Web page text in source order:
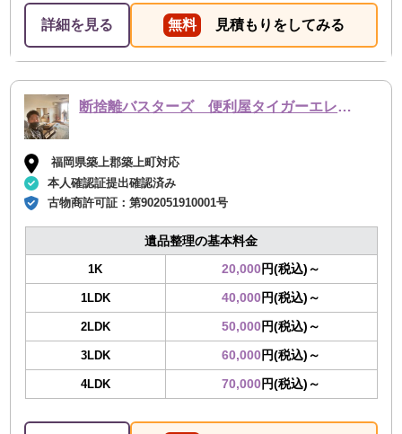
詳細を見る 無料 見積もりをしてみる
断捨離バスターズ 便利屋タイガーエレファント
福岡県築上郡築上町対応
本人確認証提出確認済み
古物商許可証：第902051910001号
遺品整理の基本料金
1K 20,000円(税込)～
1LDK 40,000円(税込)～
2LDK 50,000円(税込)～
3LDK 60,000円(税込)～
4LDK 70,000円(税込)～